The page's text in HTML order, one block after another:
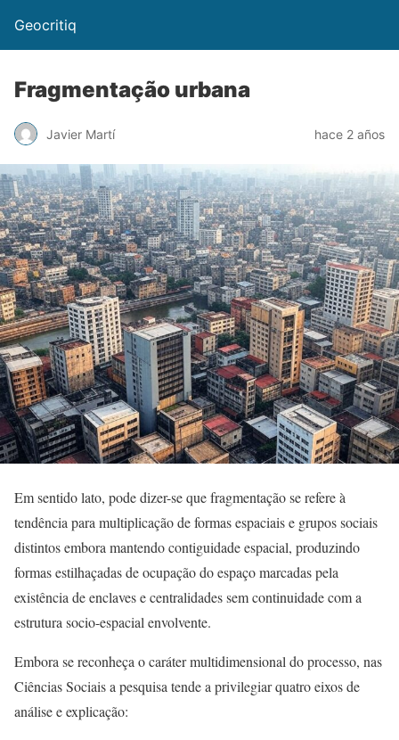
Geocritiq
Fragmentação urbana
Javier Martí hace 2 años
Em sentido lato, pode dizer-se que fragmentação se refere à
tendência para multiplicação de formas espaciais e grupos sociais
distintos embora mantendo contiguidade espacial, produzindo
formas estilhaçadas de ocupação do espaço marcadas pela
existência de enclaves e centralidades sem continuidade com a
estrutura socio-espacial envolvente.
Embora se reconheça o caráter multidimensional do processo, nas
Ciências Sociais a pesquisa tende a privilegiar quatro eixos de
análise e explicação: